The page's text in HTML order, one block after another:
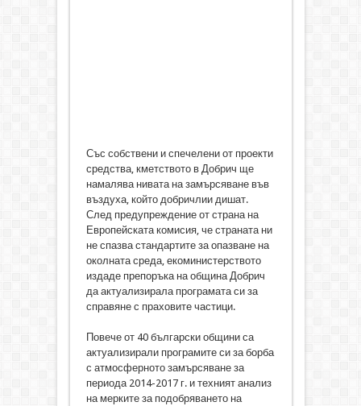
Със собствени и спечелени от проекти
средства, кметството в Добрич ще
намалява нивата на замърсяване във
въздуха, който добричлии дишат.
След предупреждение от страна на
Европейската комисия, че страната ни
не спазва стандартите за опазване на
околната среда, екоминистерството
издаде препоръка на община Добрич
да актуализирала програмата си за
справяне с праховите частици.
Повече от 40 български общини са
актуализирали програмите си за борба
с атмосферното замърсяване за
периода 2014-2017 г. и техният анализ
на мерките за подобряването на